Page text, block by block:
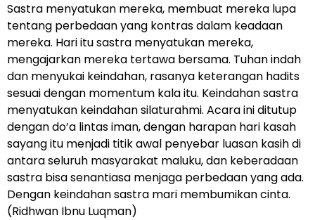
Sastra menyatukan mereka, membuat mereka lupa
tentang perbedaan yang kontras dalam keadaan
mereka. Hari itu sastra menyatukan mereka,
mengajarkan mereka tertawa bersama. Tuhan indah
dan menyukai keindahan, rasanya keterangan hadits
sesuai dengan momentum kala itu. Keindahan sastra
menyatukan keindahan silaturahmi. Acara ini ditutup
dengan do’a lintas iman, dengan harapan hari kasah
sayang itu menjadi titik awal penyebar luasan kasih di
antara seluruh masyarakat maluku, dan keberadaan
sastra bisa senantiasa menjaga perbedaan yang ada.
Dengan keindahan sastra mari membumikan cinta.
(Ridhwan Ibnu Luqman)